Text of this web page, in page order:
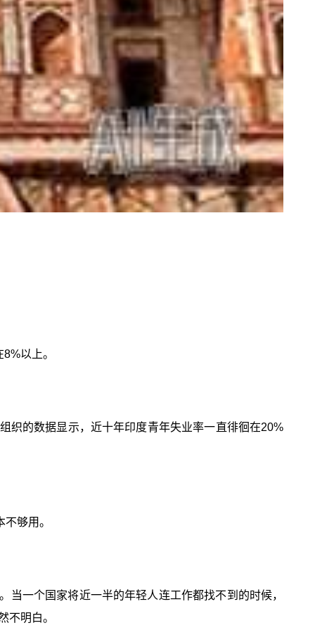
以上。
织的数据显示，近十年印度青年失业率一直徘徊在20%
够用。
一个国家将近一半的年轻人连工作都找不到的时候，
不明白。